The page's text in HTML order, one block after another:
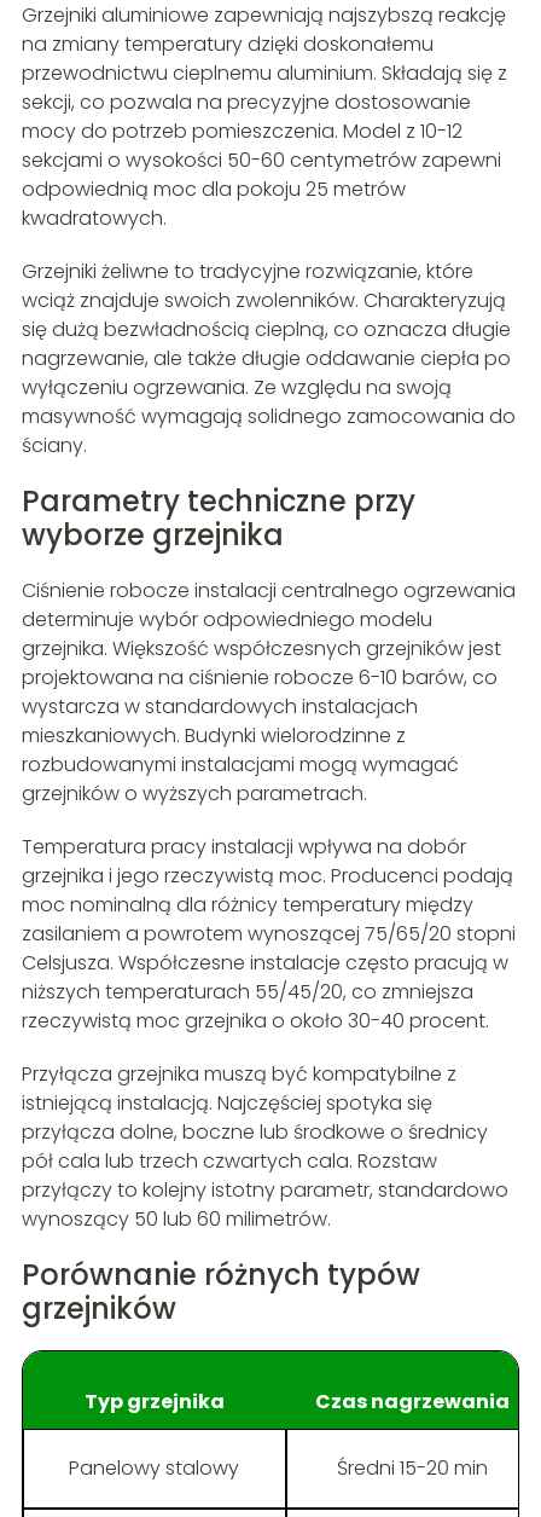
Grzejniki aluminiowe zapewniają najszybszą reakcję
na zmiany temperatury dzięki doskonałemu
przewodnictwu cieplnemu aluminium. Składają się z
sekcji, co pozwala na precyzyjne dostosowanie
mocy do potrzeb pomieszczenia. Model z 10-12
sekcjami o wysokości 50-60 centymetrów zapewni
odpowiednią moc dla pokoju 25 metrów
kwadratowych.
Grzejniki żeliwne to tradycyjne rozwiązanie, które
wciąż znajduje swoich zwolenników. Charakteryzują
się dużą bezwładnością cieplną, co oznacza długie
nagrzewanie, ale także długie oddawanie ciepła po
wyłączeniu ogrzewania. Ze względu na swoją
masywność wymagają solidnego zamocowania do
ściany.
Parametry techniczne przy
wyborze grzejnika
Ciśnienie robocze instalacji centralnego ogrzewania
determinuje wybór odpowiedniego modelu
grzejnika. Większość współczesnych grzejników jest
projektowana na ciśnienie robocze 6-10 barów, co
wystarcza w standardowych instalacjach
mieszkaniowych. Budynki wielorodzinne z
rozbudowanymi instalacjami mogą wymagać
grzejników o wyższych parametrach.
Temperatura pracy instalacji wpływa na dobór
grzejnika i jego rzeczywistą moc. Producenci podają
moc nominalną dla różnicy temperatury między
zasilaniem a powrotem wynoszącej 75/65/20 stopni
Celsjusza. Współczesne instalacje często pracują w
niższych temperaturach 55/45/20, co zmniejsza
rzeczywistą moc grzejnika o około 30-40 procent.
Przyłącza grzejnika muszą być kompatybilne z
istniejącą instalacją. Najczęściej spotyka się
przyłącza dolne, boczne lub środkowe o średnicy
pół cala lub trzech czwartych cala. Rozstaw
przyłączy to kolejny istotny parametr, standardowo
wynoszący 50 lub 60 milimetrów.
Porównanie różnych typów
grzejników
Typ grzejnika Czas nagrzewania
Panelowy stalowy Średni 15-20 min